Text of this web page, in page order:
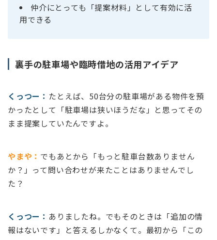
仲介にとっても「提案材料」として有効に活
用できる
裏手の駐車場や臨時借地の活用アイデア
くっつー： たとえば、50台分の駐車場がある物件を預
かったとして「駐車場は狭いほうだな」と思ってその
まま提案していたんですよ。
やまや： でもあとから「もっと駐車台数ありません
か？」って問い合わせが来たことはありませんでし
た？
くっつー： ありましたね。でもそのときは「追加の情
報はないです」と答えるしかなくて。最初から「この